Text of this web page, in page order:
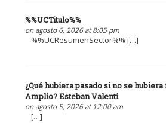
%%UCTitulo%%
on agosto 6, 2026 at 8:05 pm
%%UCResumenSector%% […]
¿Qué hubiera pasado si no se
Amplio? Esteban Valenti
on agosto 5, 2026 at 12:00 am
[…]